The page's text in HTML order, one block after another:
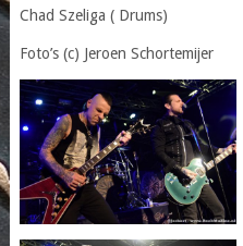
Chad Szeliga ( Drums)
Foto’s (c) Jeroen Schortemijer